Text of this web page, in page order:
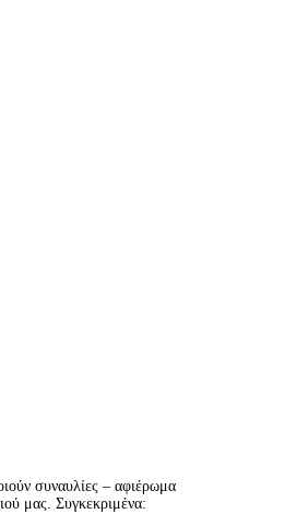
συναυλίες – αφιέρωμα
μας. Συγκεκριμένα: